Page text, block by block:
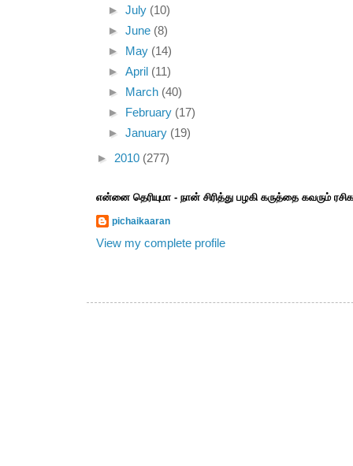
►July (10)
►June (8)
►
May (14)
►April (11)
►
March (40)
►
February (17)
►January (19)
► 2010 (277)
என்னை தெரியுமா - நான் சிரித்து பழகி கருத்தை கவரும்
pichaikaaran
View my complete profile